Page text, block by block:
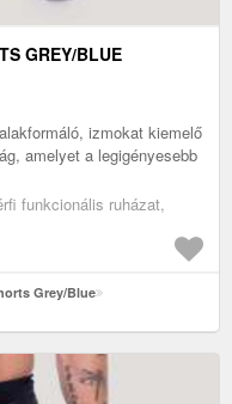
GREY/BLUE
izmokat kiemelő
amelyet a legigényesebb
funkcionális ruházat,
Grey/Blue